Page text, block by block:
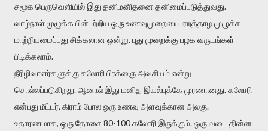
சமூக பெருவெளியில் இது தனிமனிதனை தனிமைப்படுத்துவது.
வாழ்நாள் முழுக்க பின்பற்றிய ஒரு உணவுமுறையை ஏறத்தாழ முழுக்க
மாற்றியமைப்பது சிக்கலான ஒன்று. புது முறைக்கு பழக வருடங்கள்
பிடிக்கலாம்.
நீரிழிவாளர்களுக்கு கலோரி பிரக்ஞை அவசியம் என்று
சொல்லப்படுகிறது. ஆனால் இது மனித இயல்புக்கே முரணானது. கலோரி
என்பது மீட்டர், கிராம் போல ஒரு உணவு அளவுக்கான அலகு.
உதாரணமாக, ஒரு தோசை 80-100 கலோரி இருக்கும். ஒரு வடை தின்ன